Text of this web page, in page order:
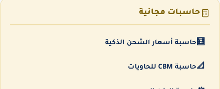
حاسبات مجانية
🧮حاسبة أسعار الشحن الذكية
📐حاسبة CBM للحاويات